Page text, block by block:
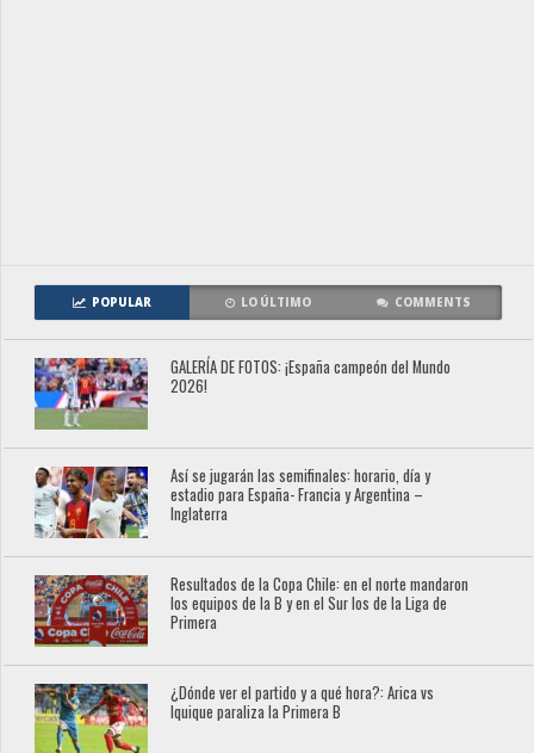
POPULAR LO ÚLTIMO COMMENTS
GALERÍA DE FOTOS: ¡España campeón del Mundo
2026!
Así se jugarán las semifinales: horario, día y
estadio para España- Francia y Argentina –
Inglaterra
Resultados de la Copa Chile: en el norte mandaron
los equipos de la B y en el Sur los de la Liga de
Primera
¿Dónde ver el partido y a qué hora?: Arica vs
Iquique paraliza la Primera B